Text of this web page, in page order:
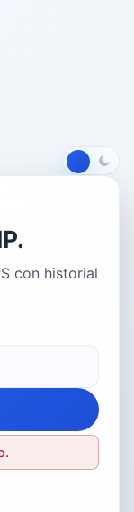
con historial